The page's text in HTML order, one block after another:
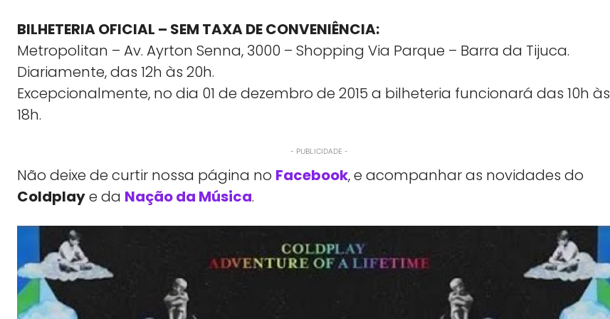
BILHETERIA OFICIAL – SEM TAXA DE CONVENIÊNCIA:
Metropolitan – Av. Ayrton Senna, 3000 – Shopping Via Parque – Barra da Tijuca.
Diariamente, das 12h às 20h.
Excepcionalmente, no dia 01 de dezembro de 2015 a bilheteria funcionará das 10h às
18h.
- PUBLICIDADE -
Não deixe de curtir nossa página no Facebook, e acompanhar as novidades do
Coldplaye da Nação da Música.